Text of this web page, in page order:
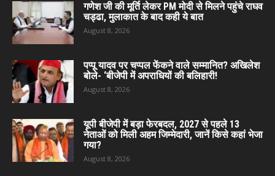
गणेश जी की मूर्ति लेकर PM मोदी से मिलने पहुंचे राघव
चड्ढा, मुलाकात के बाद कही ये बात
August 8, 2026
पप्पू यादव पर चप्पल फेंकने वाले सम्मानित? अखिलेश
बोले- ‘बीजेपी में अपराधियों की बलिहारी!
August 8, 2026
यूपी बीजेपी में बड़ा फेरबदल, 2027 से पहले 13
नेताओं को मिली अहम जिम्मेदारी, जानें किसे कहां भेजा
गया?
August 8, 2026